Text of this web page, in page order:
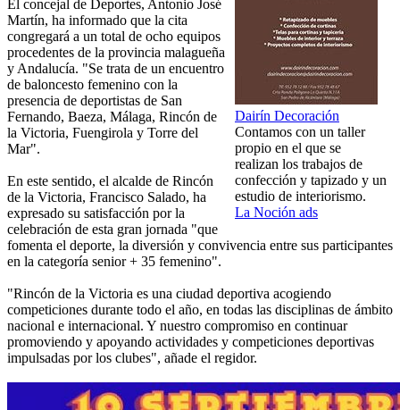
Dairín Decoración
Contamos con un taller
propio en el que se
realizan los trabajos de
confección y tapizado y un
estudio de interiorismo.
La Noción ads
El concejal de Deportes, Antonio José
Martín, ha informado que la cita
congregará a un total de ocho equipos
procedentes de la provincia malagueña
y Andalucía. "Se trata de un encuentro
de baloncesto femenino con la
presencia de deportistas de San
Fernando, Baeza, Málaga, Rincón de
la Victoria, Fuengirola y Torre del
Mar".
En este sentido, el alcalde de Rincón
de la Victoria, Francisco Salado, ha
expresado su satisfacción por la
celebración de esta gran jornada "que
fomenta el deporte, la diversión y convivencia entre sus participantes
en la categoría senior + 35 femenino".
"Rincón de la Victoria es una ciudad deportiva acogiendo
competiciones durante todo el año, en todas las disciplinas de ámbito
nacional e internacional. Y nuestro compromiso en continuar
promoviendo y apoyando actividades y competiciones deportivas
impulsadas por los clubes", añade el regidor.